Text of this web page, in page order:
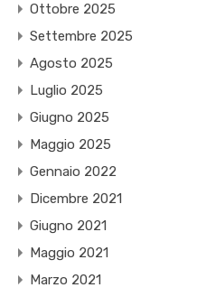
Ottobre 2025
Settembre 2025
Agosto 2025
Luglio 2025
Giugno 2025
Maggio 2025
Gennaio 2022
Dicembre 2021
Giugno 2021
Maggio 2021
Marzo 2021